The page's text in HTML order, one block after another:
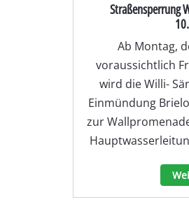
Straßensperrung
Ab Montag,
voraussichtlich
wird die Willi-
Einmündung
zur